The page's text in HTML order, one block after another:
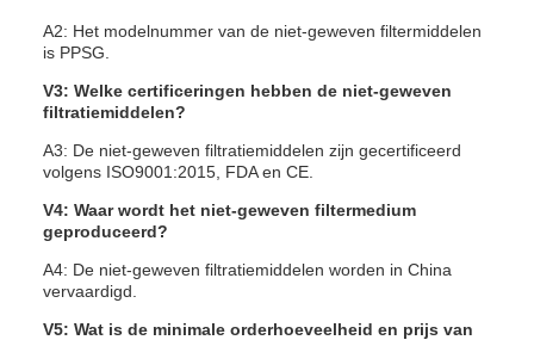
A2: Het modelnummer van de niet-geweven filtermiddelen
is PPSG.
V3: Welke certificeringen hebben de niet-geweven
filtratiemiddelen?
A3: De niet-geweven filtratiemiddelen zijn gecertificeerd
volgens ISO9001:2015, FDA en CE.
V4: Waar wordt het niet-geweven filtermedium
geproduceerd?
A4: De niet-geweven filtratiemiddelen worden in China
vervaardigd.
V5: Wat is de minimale orderhoeveelheid en prijs van